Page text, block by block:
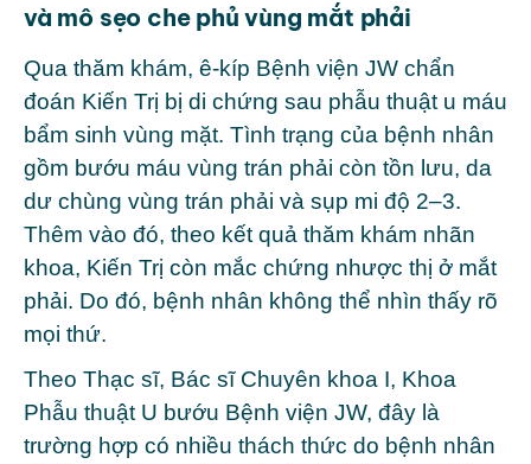
và mô sẹo che phủ vùng mắt phải
Qua thăm khám, ê-kíp Bệnh viện JW chẩn
đoán Kiến Trị bị di chứng sau phẫu thuật u máu
bẩm sinh vùng mặt. Tình trạng của bệnh nhân
gồm bướu máu vùng trán phải còn tồn lưu, da
dư chùng vùng trán phải và sụp mi độ 2–3.
Thêm vào đó, theo kết quả thăm khám nhãn
khoa, Kiến Trị còn mắc chứng nhược thị ở mắt
phải. Do đó, bệnh nhân không thể nhìn thấy rõ
mọi thứ.
Theo Thạc sĩ, Bác sĩ Chuyên khoa I, Khoa
Phẫu thuật U bướu Bệnh viện JW, đây là
trường hợp có nhiều thách thức do bệnh nhân